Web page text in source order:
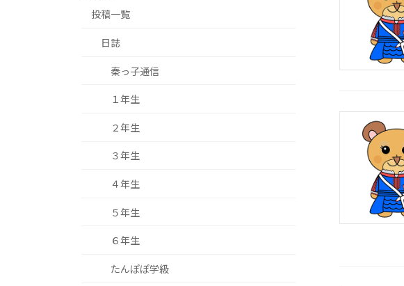
投稿一覧
日誌
秦っ子通信
１年生
２年生
３年生
４年生
５年生
６年生
たんぽぽ学級